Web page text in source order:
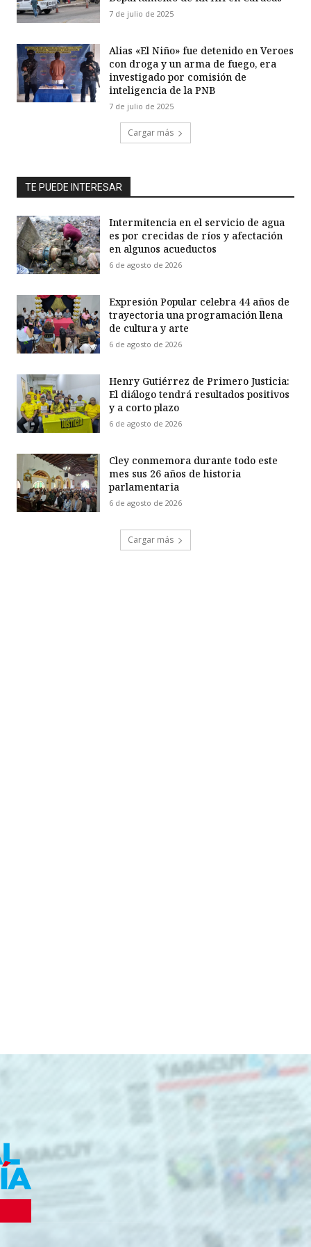
7 de julio de 2025
Alias «El Niño» fue detenido en Veroes
con droga y un arma de fuego, era
investigado por comisión de
inteligencia de la PNB
7 de julio de 2025
Cargar más
TE PUEDE INTERESAR
Intermitencia en el servicio de agua
es por crecidas de ríos y afectación
en algunos acueductos
6 de agosto de 2026
Expresión Popular celebra 44 años de
trayectoria una programación llena
de cultura y arte
6 de agosto de 2026
Henry Gutiérrez de Primero Justicia:
El diálogo tendrá resultados positivos
y a corto plazo
6 de agosto de 2026
Cley conmemora durante todo este
mes sus 26 años de historia
parlamentaria
6 de agosto de 2026
Cargar más